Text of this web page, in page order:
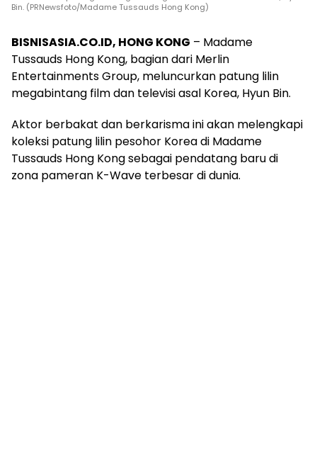
Bin. (PRNewsfoto/Madame Tussauds Hong Kong)
BISNISASIA.CO.ID, HONG KONG – Madame
Tussauds Hong Kong, bagian dari Merlin
Entertainments Group, meluncurkan patung lilin
megabintang film dan televisi asal Korea, Hyun Bin.
Aktor berbakat dan berkarisma ini akan melengkapi
koleksi patung lilin pesohor Korea di Madame
Tussauds Hong Kong sebagai pendatang baru di
zona pameran K-Wave terbesar di dunia.